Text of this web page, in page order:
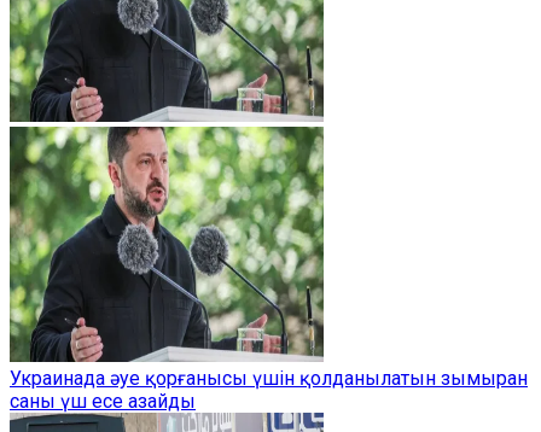
Украинада әуе қорғанысы үшін қолданылатын зымыран
саны үш есе азайды